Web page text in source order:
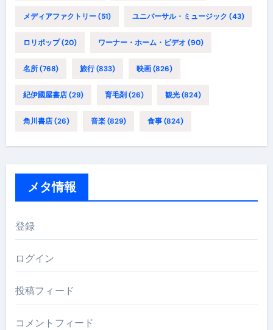
メディアファクトリー(51) ユニバーサル・ミュージック (43)
ロリポップ(20) ワーナー・ホーム・ビデオ (90)
名所(768) 旅行(833) 映画(826)
紀伊國屋書店(29) 育毛剤(26) 観光(824)
角川書店(26) 音楽(829) 食事(824)
メタ情報
登録
ログイン
投稿フィード
コメントフィード